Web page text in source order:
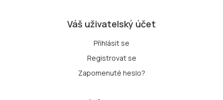
Váš uživatelský účet
Přihlásit se
Registrovat se
Zapomenuté heslo?